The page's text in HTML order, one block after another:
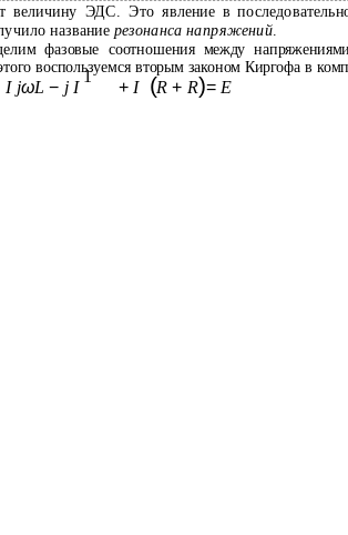
величину ЭДС. Это явление в
название резонанса напряжений
фазовые соотношения между
воспользуемся вторым законом Киргофа в
I jωL− j I
1
+ I (R+ R)= E